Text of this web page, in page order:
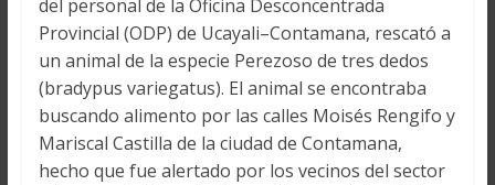
del personal de la Oficina Desconcentrada
Provincial (ODP) de Ucayali–Contamana, rescató a
un animal de la especie Perezoso de tres dedos
(bradypus variegatus). El animal se encontraba
buscando alimento por las calles Moisés Rengifo y
Mariscal Castilla de la ciudad de Contamana,
hecho que fue alertado por los vecinos del sector